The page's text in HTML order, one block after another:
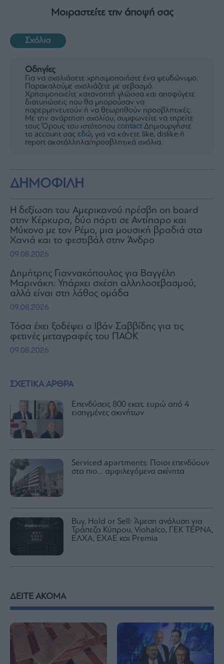
ΣΧΕΤΙΚΑ ΑΡΘΡΑ
Επενδύσεις 800 εκατ. ευρώ από 4
εισηγμένες ακινήτων
Serviced apartments: Ποιοι επενδύουν
στα πιο… αμφιλεγόμενα ακίνητα
Buy, Hold or Sell: Άμεση ανάλυση για
Τράπεζα Κύπρου, Viohalco, ΓΕΚ ΤΕΡΝΑ,
ΕΛΧΑ, ΕΧΑΕ και Premia
Μοιραστείτε την άποψή σας
Σχόλια
Οδηγίες
Για να σχολιάσετε χρησιμοποιήστε ένα ψευδώνυμο.
Παρακαλούμε σχολιάζετε με σεβασμό.
Χρησιμοποιείτε κατανοητή γλώσσα και αποφύγετε
διατυπώσεις που θα μπορούσαν να
παρερμηνευτούν ή να θεωρηθούν προσβλητικές.
Με την ανάρτηση σχολίου, συμφωνείτε να τηρείτε
τους Όρους του ιστότοπου contactΔημιουργήστε
το account σας εδώ, για να κάνετε like, dislike ή
report ακατάλληλα/προσβλητικά σχόλια.
ΔΗΜΟΦΙΛΗ
H δεξίωση του Αμερικανού πρέσβη on board
στην Κέρκυρα, δύο πάρτι σε Αντίπαρο και
Μύκονο με τον Ρέμο, μια μουσική βραδιά στα
Χανιά και το φεστιβάλ στην Άνδρο
09.08.2026
Δημήτρης Γιαννακόπουλος για Βαγγέλη
Μαρινάκη: Υπάρχει σχέση αλληλοσεβασμού,
αλλά είναι στη λάθος ομάδα
09.08.2026
Τόσα έχει ξοδέψει ο Ιβάν Σαββίδης για τις
φετινές μεταγραφές του ΠΑΟΚ
09.08.2026
ΔΕΙΤΕ ΑΚΟΜΑ